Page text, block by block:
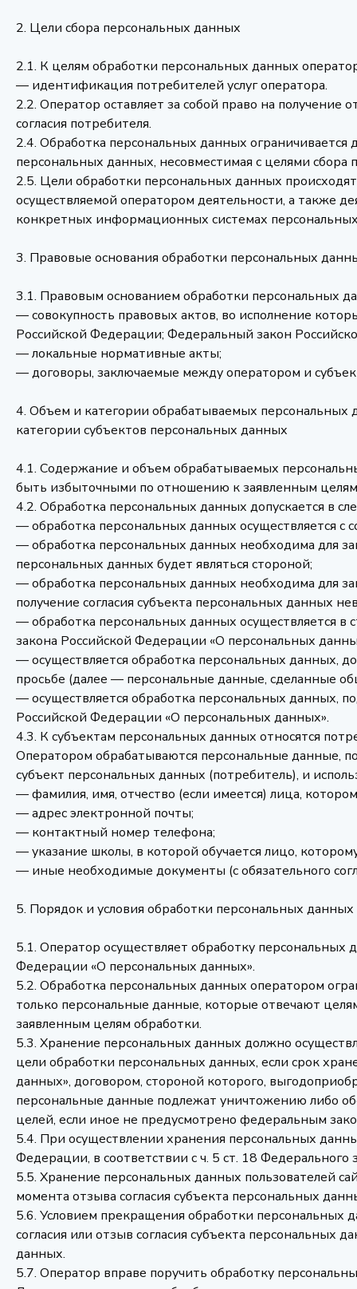
2. Цели сбора персональных данных
2.1. К целям обработки персональных данных
— идентификация потребителей услуг оператора.
2.2. Оператор оставляет за собой право на
согласия потребителя.
2.4. Обработка персональных данных
персональных данных, несовместимая с целями сбора
2.5. Цели обработки персональных данных
осуществляемой оператором деятельности, а также
конкретных информационных системах
3. Правовые основания обработки персональных
3.1. Правовым основанием обработки персональных
— совокупность правовых актов, во исполнение
Российской Федерации; Федеральный закон
— локальные нормативные акты;
— договоры, заключаемые между оператором и
4. Объем и категории обрабатываемых персональных
категории субъектов персональных данных
4.1. Содержание и объем обрабатываемых
быть избыточными по отношению к заявленным
4.2. Обработка персональных данных допускается в
— обработка персональных данных осуществляется с
— обработка персональных данных необходима для
персональных данных будет являться стороной;
— обработка персональных данных необходима для
получение согласия субъекта персональных данных
— обработка персональных данных осуществляется в
закона Российской Федерации «О персональных
— осуществляется обработка персональных данных,
просьбе (далее — персональные данные, сделанные
— осуществляется обработка персональных данных,
Российской Федерации «О персональных данных».
4.3. К субъектам персональных данных относятся
Оператором обрабатываются персональные данные,
субъект персональных данных (потребитель), и
— фамилия, имя, отчество (если имеется) лица,
— адрес электронной почты;
— контактный номер телефона;
— указание школы, в которой обучается лицо,
— иные необходимые документы (с обязательного
5. Порядок и условия обработки персональных данных
5.1. Оператор осуществляет обработку
Федерации «О персональных данных».
5.2. Обработка персональных данных оператором
только персональные данные, которые отвечают
заявленным целям обработки.
5.3. Хранение персональных данных должно
цели обработки персональных данных, если срок
данных», договором, стороной которого,
персональные данные подлежат уничтожению либо
целей, если иное не предусмотрено федеральным
5.4. При осуществлении хранения персональных
Федерации, в соответствии с ч. 5 ст. 18
5.5. Хранение персональных данных пользователей
момента отзыва согласия субъекта персональных
5.6. Условием прекращения обработки персональных
согласия или отзыв согласия субъекта
данных.
5.7. Оператор вправе поручить обработку